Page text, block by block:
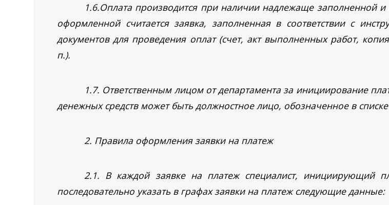
1.6.Оплата производится при наличии надлежаще заполненной
оформленной считается заявка, заполненная в соответствии с
документов для проведения оплат (счет, акт выполненных работ,
п.).
1.7. Ответственным лицом от департамента за инициирование
денежных средств может быть должностное лицо, обозначенное в
2. Правила оформления заявки на платеж
2.1. В каждой заявке на платеж специалист, инициирующий
последовательно указать в графах заявки на платеж следующие данные: